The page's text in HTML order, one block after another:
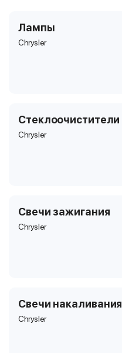
Лампы
Chrysler
Стеклоочистители
Chrysler
Свечи зажигания
Chrysler
Свечи накаливания
Chrysler